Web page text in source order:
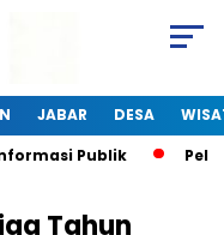
JABAR DESA
Publik
Tahun